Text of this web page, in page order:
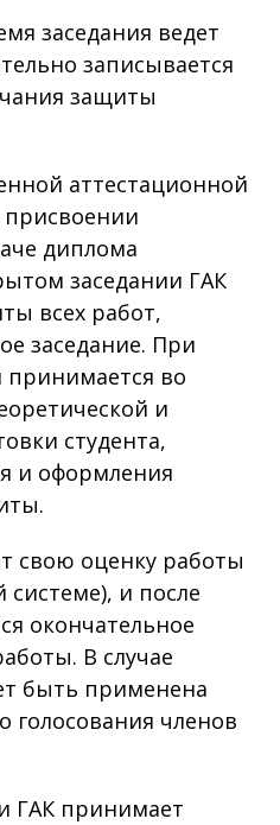
заседания ведет
записывается
защиты
аттестационной
присвоении
диплома
заседании ГАК
всех работ,
заседание. При
во
и
студента,
и оформления
свою оценку работы
и после
окончательное
В случае
быть применена
голосования членов
ГАК принимает